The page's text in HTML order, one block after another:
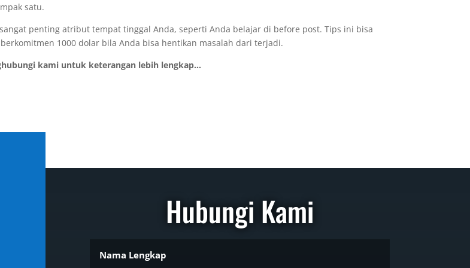
satu.
penting atribut tempat tinggal Anda, seperti Anda belajar di before post. Tips ini bisa
1000 dolar bila Anda bisa hentikan masalah dari terjadi.
kami untuk keterangan lebih lengkap...
Hubungi Kami